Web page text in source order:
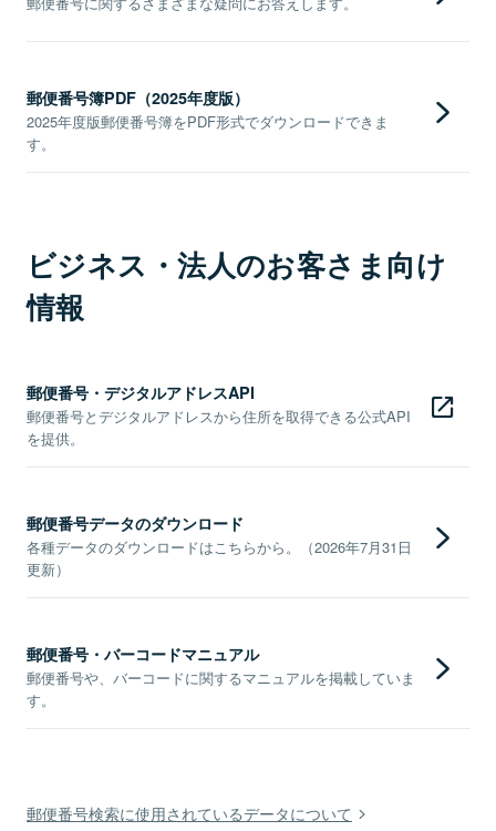
郵便番号簿PDF（2025年度版）
2025年度版郵便番号簿をPDF形式でダウンロードできま
す。
ビジネス・法人のお客さま向け
情報
郵便番号・デジタルアドレスAPI
郵便番号とデジタルアドレスから住所を取得できる公式API
を提供。
郵便番号データのダウンロード
各種データのダウンロードはこちらから。（2026年7月31日
更新）
郵便番号・バーコードマニュアル
郵便番号や、バーコードに関するマニュアルを掲載していま
す。
郵便番号検索に使用されているデータについて